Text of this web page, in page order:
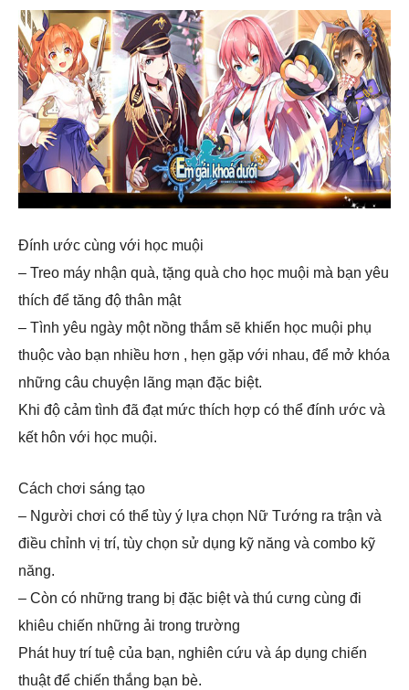
Đính ước cùng với học muội
– Treo máy nhận quà, tặng quà cho học muội mà bạn yêu
thích để tăng độ thân mật
– Tình yêu ngày một nồng thắm sẽ khiến học muội phụ
thuộc vào bạn nhiều hơn , hẹn gặp với nhau, để mở khóa
những câu chuyện lãng mạn đặc biệt.
Khi độ cảm tình đã đạt mức thích hợp có thể đính ước và
kết hôn với học muội.
Cách chơi sáng tạo
– Người chơi có thể tùy ý lựa chọn Nữ Tướng ra trận và
điều chỉnh vị trí, tùy chọn sử dụng kỹ năng và combo kỹ
năng.
– Còn có những trang bị đặc biệt và thú cưng cùng đi
khiêu chiến những ải trong trường
Phát huy trí tuệ của bạn, nghiên cứu và áp dụng chiến
thuật để chiến thắng bạn bè.